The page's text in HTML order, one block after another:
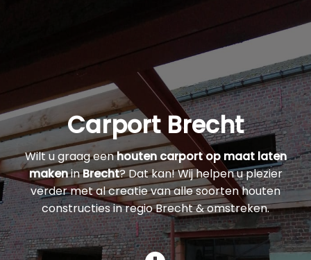
Carport Brecht
Wilt u graag eenhouten carport op maat laten
makeninBrecht? Dat kan! Wij helpen u plezier
verder met al creatie van alle soorten houten
constructies in regio Brecht & omstreken.